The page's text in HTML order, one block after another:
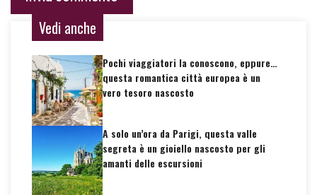
Vedi anche
Pochi viaggiatori la conoscono, eppure…
questa romantica città europea è un
vero tesoro nascosto
A solo un’ora da Parigi, questa valle
segreta è un gioiello nascosto per gli
amanti delle escursioni